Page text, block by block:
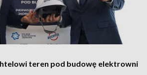
teren pod budowę elektrowni